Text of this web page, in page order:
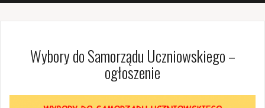
Wybory do Samorządu Uczniowskiego –
ogłoszenie